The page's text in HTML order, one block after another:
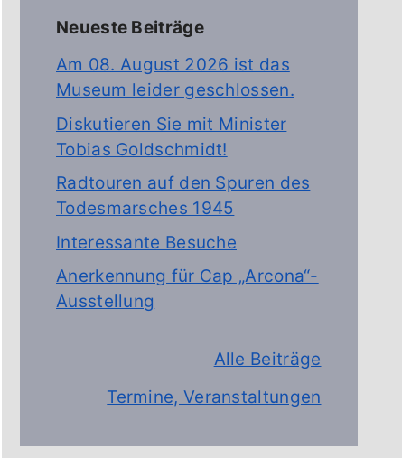
Neueste Beiträge
Am 08. August 2026 ist das
Museum leider geschlossen.
Diskutieren Sie mit Minister
Tobias Goldschmidt!
Radtouren auf den Spuren des
Todesmarsches 1945
Interessante Besuche
Anerkennung für Cap „Arcona“-
Ausstellung
Alle Beiträge
Termine, Veranstaltungen